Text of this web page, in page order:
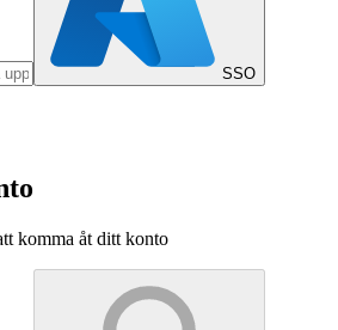
SSO
komma åt ditt konto